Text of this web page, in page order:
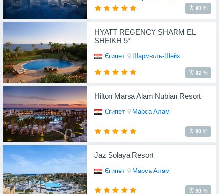
80%
HYATT REGENCY SHARM EL
SHEIKH 5*
Єгипет Шарм-эль-Шейх
82%
Hilton Marsa Alam Nubian Resort
Єгипет Марса Алам
90%
Jaz Solaya Resort
Єгипет Марса Алам
90%